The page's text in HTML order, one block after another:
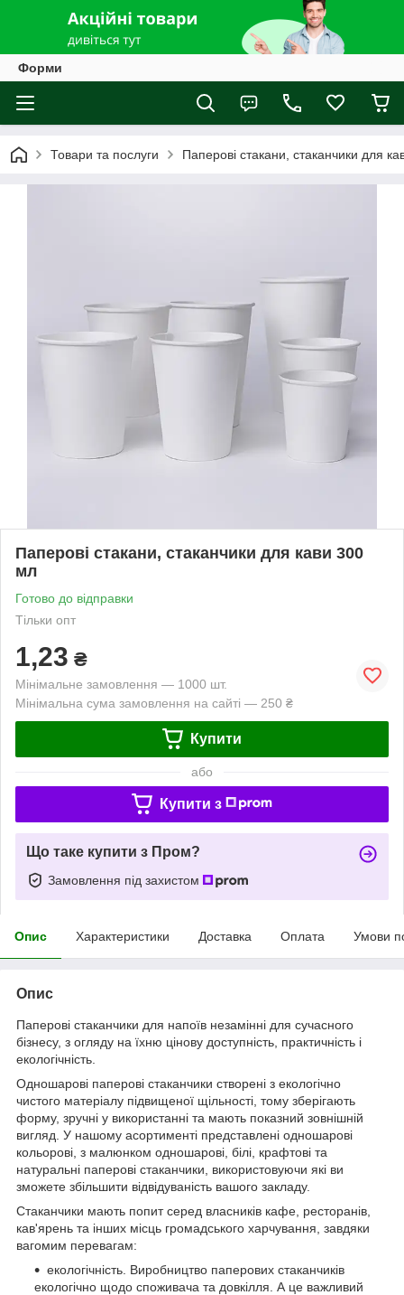
Форми
Товари та послуги Паперові стакани, стаканчики для
Паперові стакани, стаканчики для кави 300
мл
Готово до відправки
Тільки опт
1,23 ₴
Мінімальне замовлення — 1000 шт.
Мінімальна сума замовлення на сайті — 250 ₴
Купити
або
Купити з
Що таке купити з Пром?
Замовлення під захистом
Опис Характеристики Доставка Оплата Умови
Опис
Паперові стаканчики для напоїв незамінні для сучасного
бізнесу, з огляду на їхню цінову доступність, практичність і
екологічність.
Одношарові паперові стаканчики створені з екологічно
чистого матеріалу підвищеної щільності, тому зберігають
форму, зручні у використанні та мають показний зовнішній
вигляд. У нашому асортименті представлені одношарові
кольорові, з малюнком одношарові, білі, крафтові та
натуральні паперові стаканчики, використовуючи які ви
зможете збільшити відвідуваність вашого закладу.
Стаканчики мають попит серед власників кафе, ресторанів,
кав'ярень та інших місць громадського харчування, завдяки
вагомим перевагам:
екологічність. Виробництво паперових стаканчиків
екологічно щодо споживача та довкілля. А це важливий